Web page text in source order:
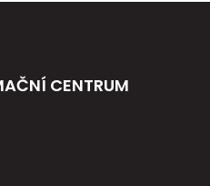
CENTRUM